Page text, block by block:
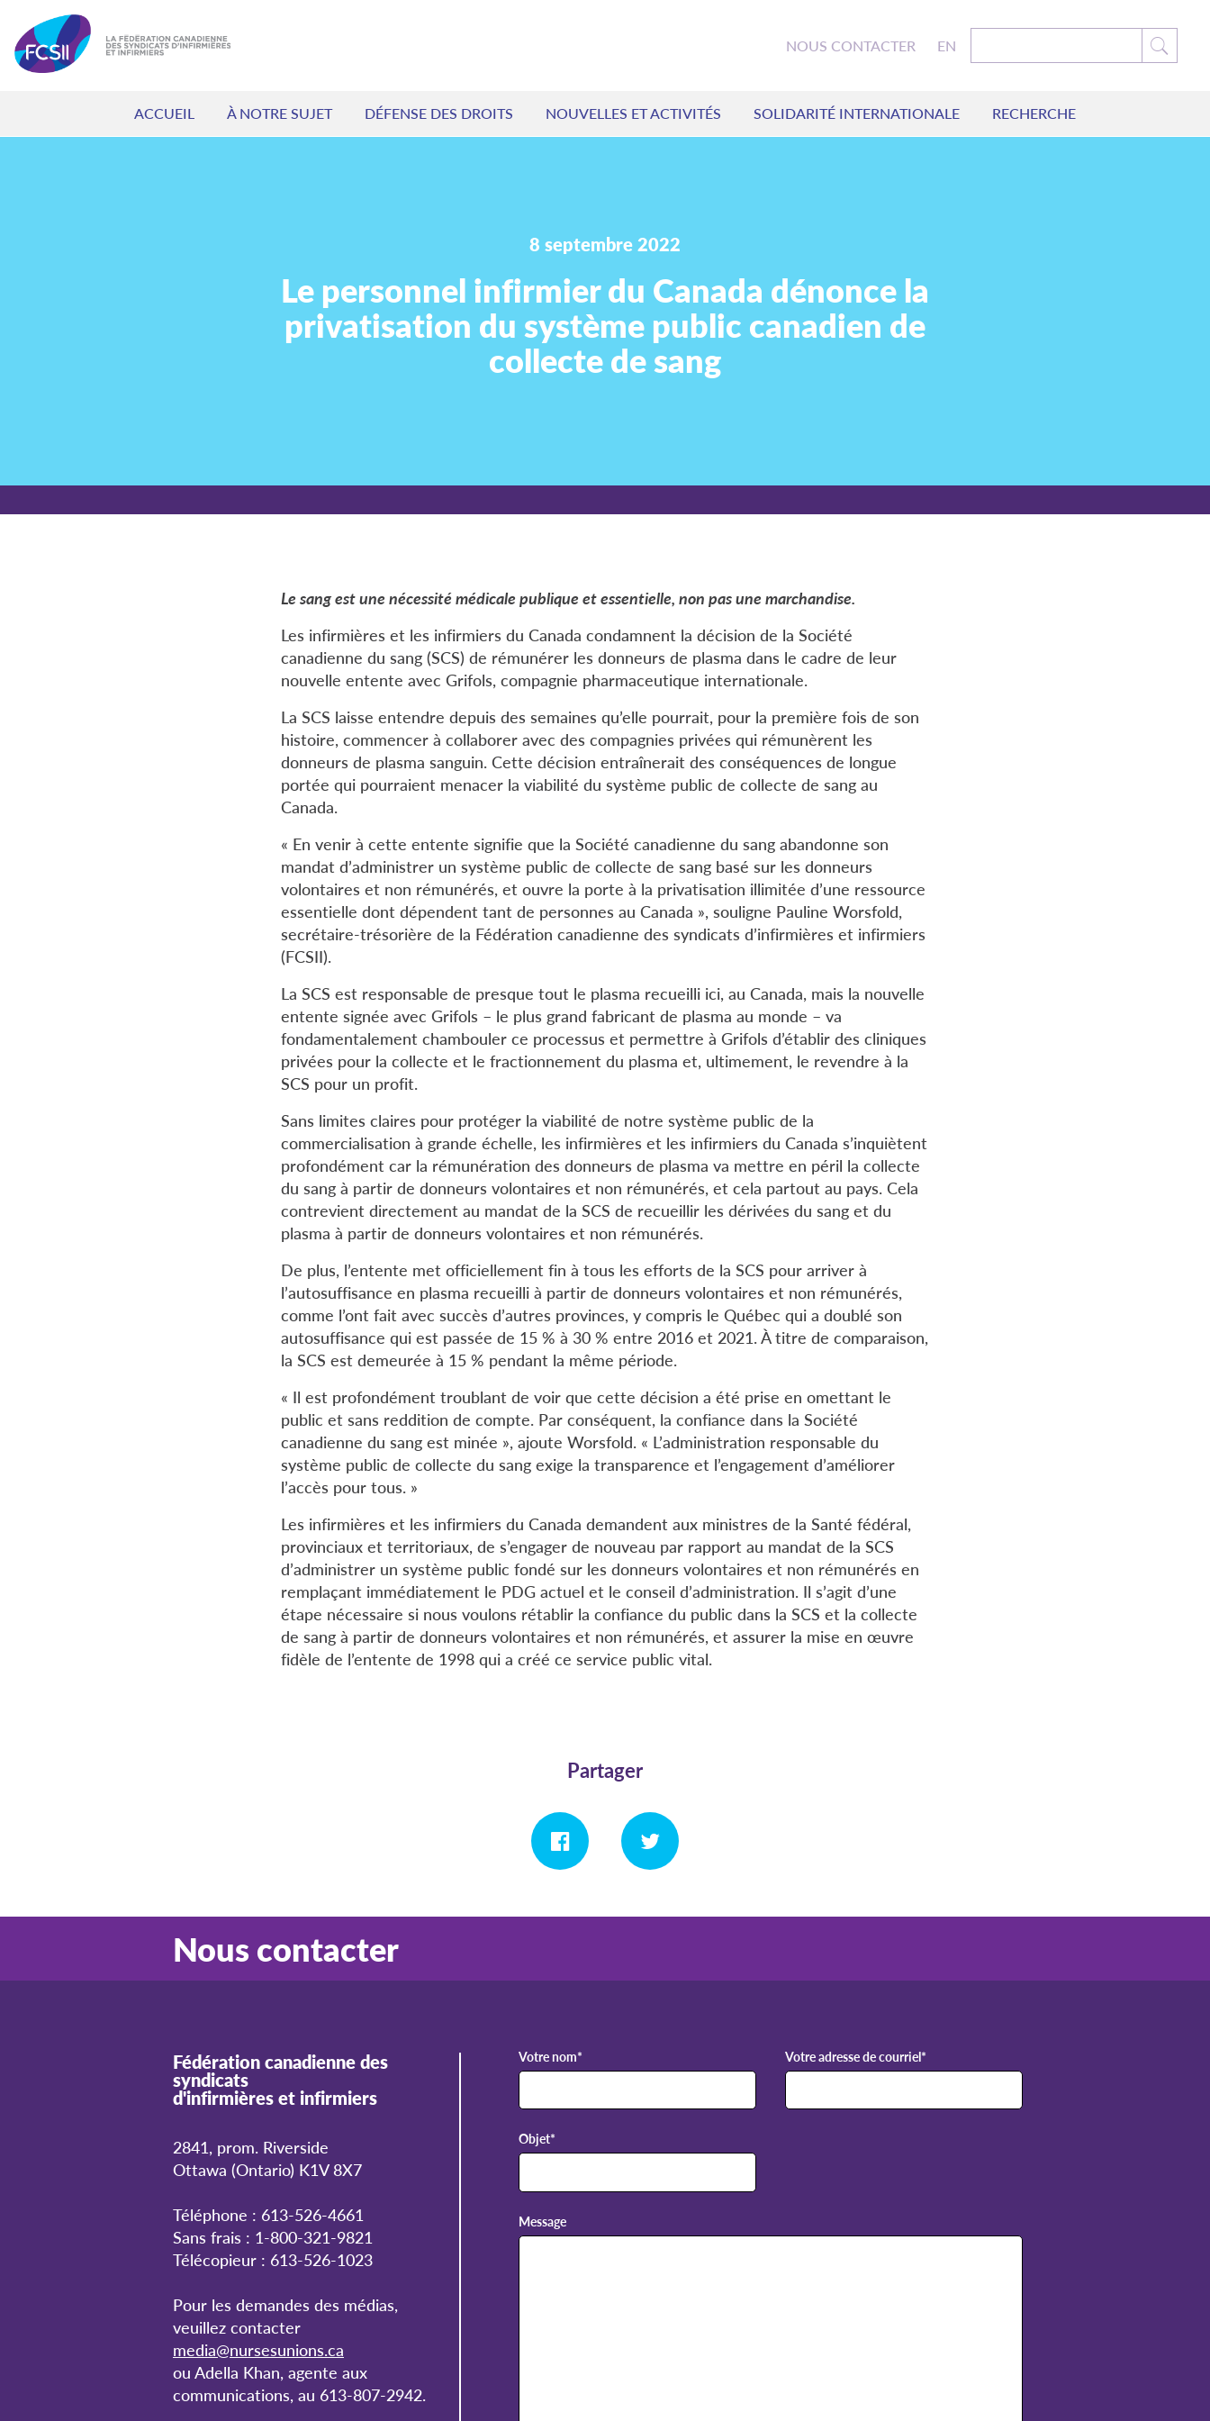
NOUS CONTACTER EN
ACCUEIL À NOTRE SUJET DÉFENSE DES DROITS NOUVELLES ET ACTIVITÉS SOLIDARITÉ INTERNATIONALE RECHERCHE
8 septembre 2022
Le personnel infirmier du Canada dénonce la
privatisation du système public canadien de
collecte de sang
Le sang est une nécessité médicale publique et essentielle, non pas une marchandise.
Les infirmières et les infirmiers du Canada condamnent la décision de la Société
canadienne du sang (SCS) de rémunérer les donneurs de plasma dans le cadre de leur
nouvelle entente avec Grifols, compagnie pharmaceutique internationale.
La SCS laisse entendre depuis des semaines qu’elle pourrait, pour la première fois de son
histoire, commencer à collaborer avec des compagnies privées qui rémunèrent les
donneurs de plasma sanguin. Cette décision entraînerait des conséquences de longue
portée qui pourraient menacer la viabilité du système public de collecte de sang au
Canada.
« En venir à cette entente signifie que la Société canadienne du sang abandonne son
mandat d’administrer un système public de collecte de sang basé sur les donneurs
volontaires et non rémunérés, et ouvre la porte à la privatisation illimitée d’une ressource
essentielle dont dépendent tant de personnes au Canada », souligne Pauline Worsfold,
secrétaire-trésorière de la Fédération canadienne des syndicats d’infirmières et infirmiers
(FCSII).
La SCS est responsable de presque tout le plasma recueilli ici, au Canada, mais la nouvelle
entente signée avec Grifols – le plus grand fabricant de plasma au monde – va
fondamentalement chambouler ce processus et permettre à Grifols d’établir des cliniques
privées pour la collecte et le fractionnement du plasma et, ultimement, le revendre à la
SCS pour un profit.
Sans limites claires pour protéger la viabilité de notre système public de la
commercialisation à grande échelle, les infirmières et les infirmiers du Canada s’inquiètent
profondément car la rémunération des donneurs de plasma va mettre en péril la collecte
du sang à partir de donneurs volontaires et non rémunérés, et cela partout au pays. Cela
contrevient directement au mandat de la SCS de recueillir les dérivées du sang et du
plasma à partir de donneurs volontaires et non rémunérés.
De plus, l’entente met officiellement fin à tous les efforts de la SCS pour arriver à
l’autosuffisance en plasma recueilli à partir de donneurs volontaires et non rémunérés,
comme l’ont fait avec succès d’autres provinces, y compris le Québec qui a doublé son
autosuffisance qui est passée de 15 % à 30 % entre 2016 et 2021. À titre de comparaison,
la SCS est demeurée à 15 % pendant la même période.
« Il est profondément troublant de voir que cette décision a été prise en omettant le
public et sans reddition de compte. Par conséquent, la confiance dans la Société
canadienne du sang est minée », ajoute Worsfold. « L’administration responsable du
système public de collecte du sang exige la transparence et l’engagement d’améliorer
l’accès pour tous. »
Les infirmières et les infirmiers du Canada demandent aux ministres de la Santé fédéral,
provinciaux et territoriaux, de s’engager de nouveau par rapport au mandat de la SCS
d’administrer un système public fondé sur les donneurs volontaires et non rémunérés en
remplaçant immédiatement le PDG actuel et le conseil d’administration. Il s’agit d’une
étape nécessaire si nous voulons rétablir la confiance du public dans la SCS et la collecte
de sang à partir de donneurs volontaires et non rémunérés, et assurer la mise en œuvre
fidèle de l’entente de 1998 qui a créé ce service public vital.
Partager
Nous contacter
Fédération canadienne des
syndicats
d'infirmières et infirmiers
2841, prom. Riverside
Ottawa (Ontario) K1V 8X7
Téléphone : 613-526-4661
Sans frais : 1-800-321-9821
Télécopieur : 613-526-1023
Pour les demandes des médias,
veuillez contacter
media@nursesunions.ca
ou Adella Khan, agente aux
communications, au 613-807-2942.
Votre nom* Votre adresse de courriel*
Objet*
Message